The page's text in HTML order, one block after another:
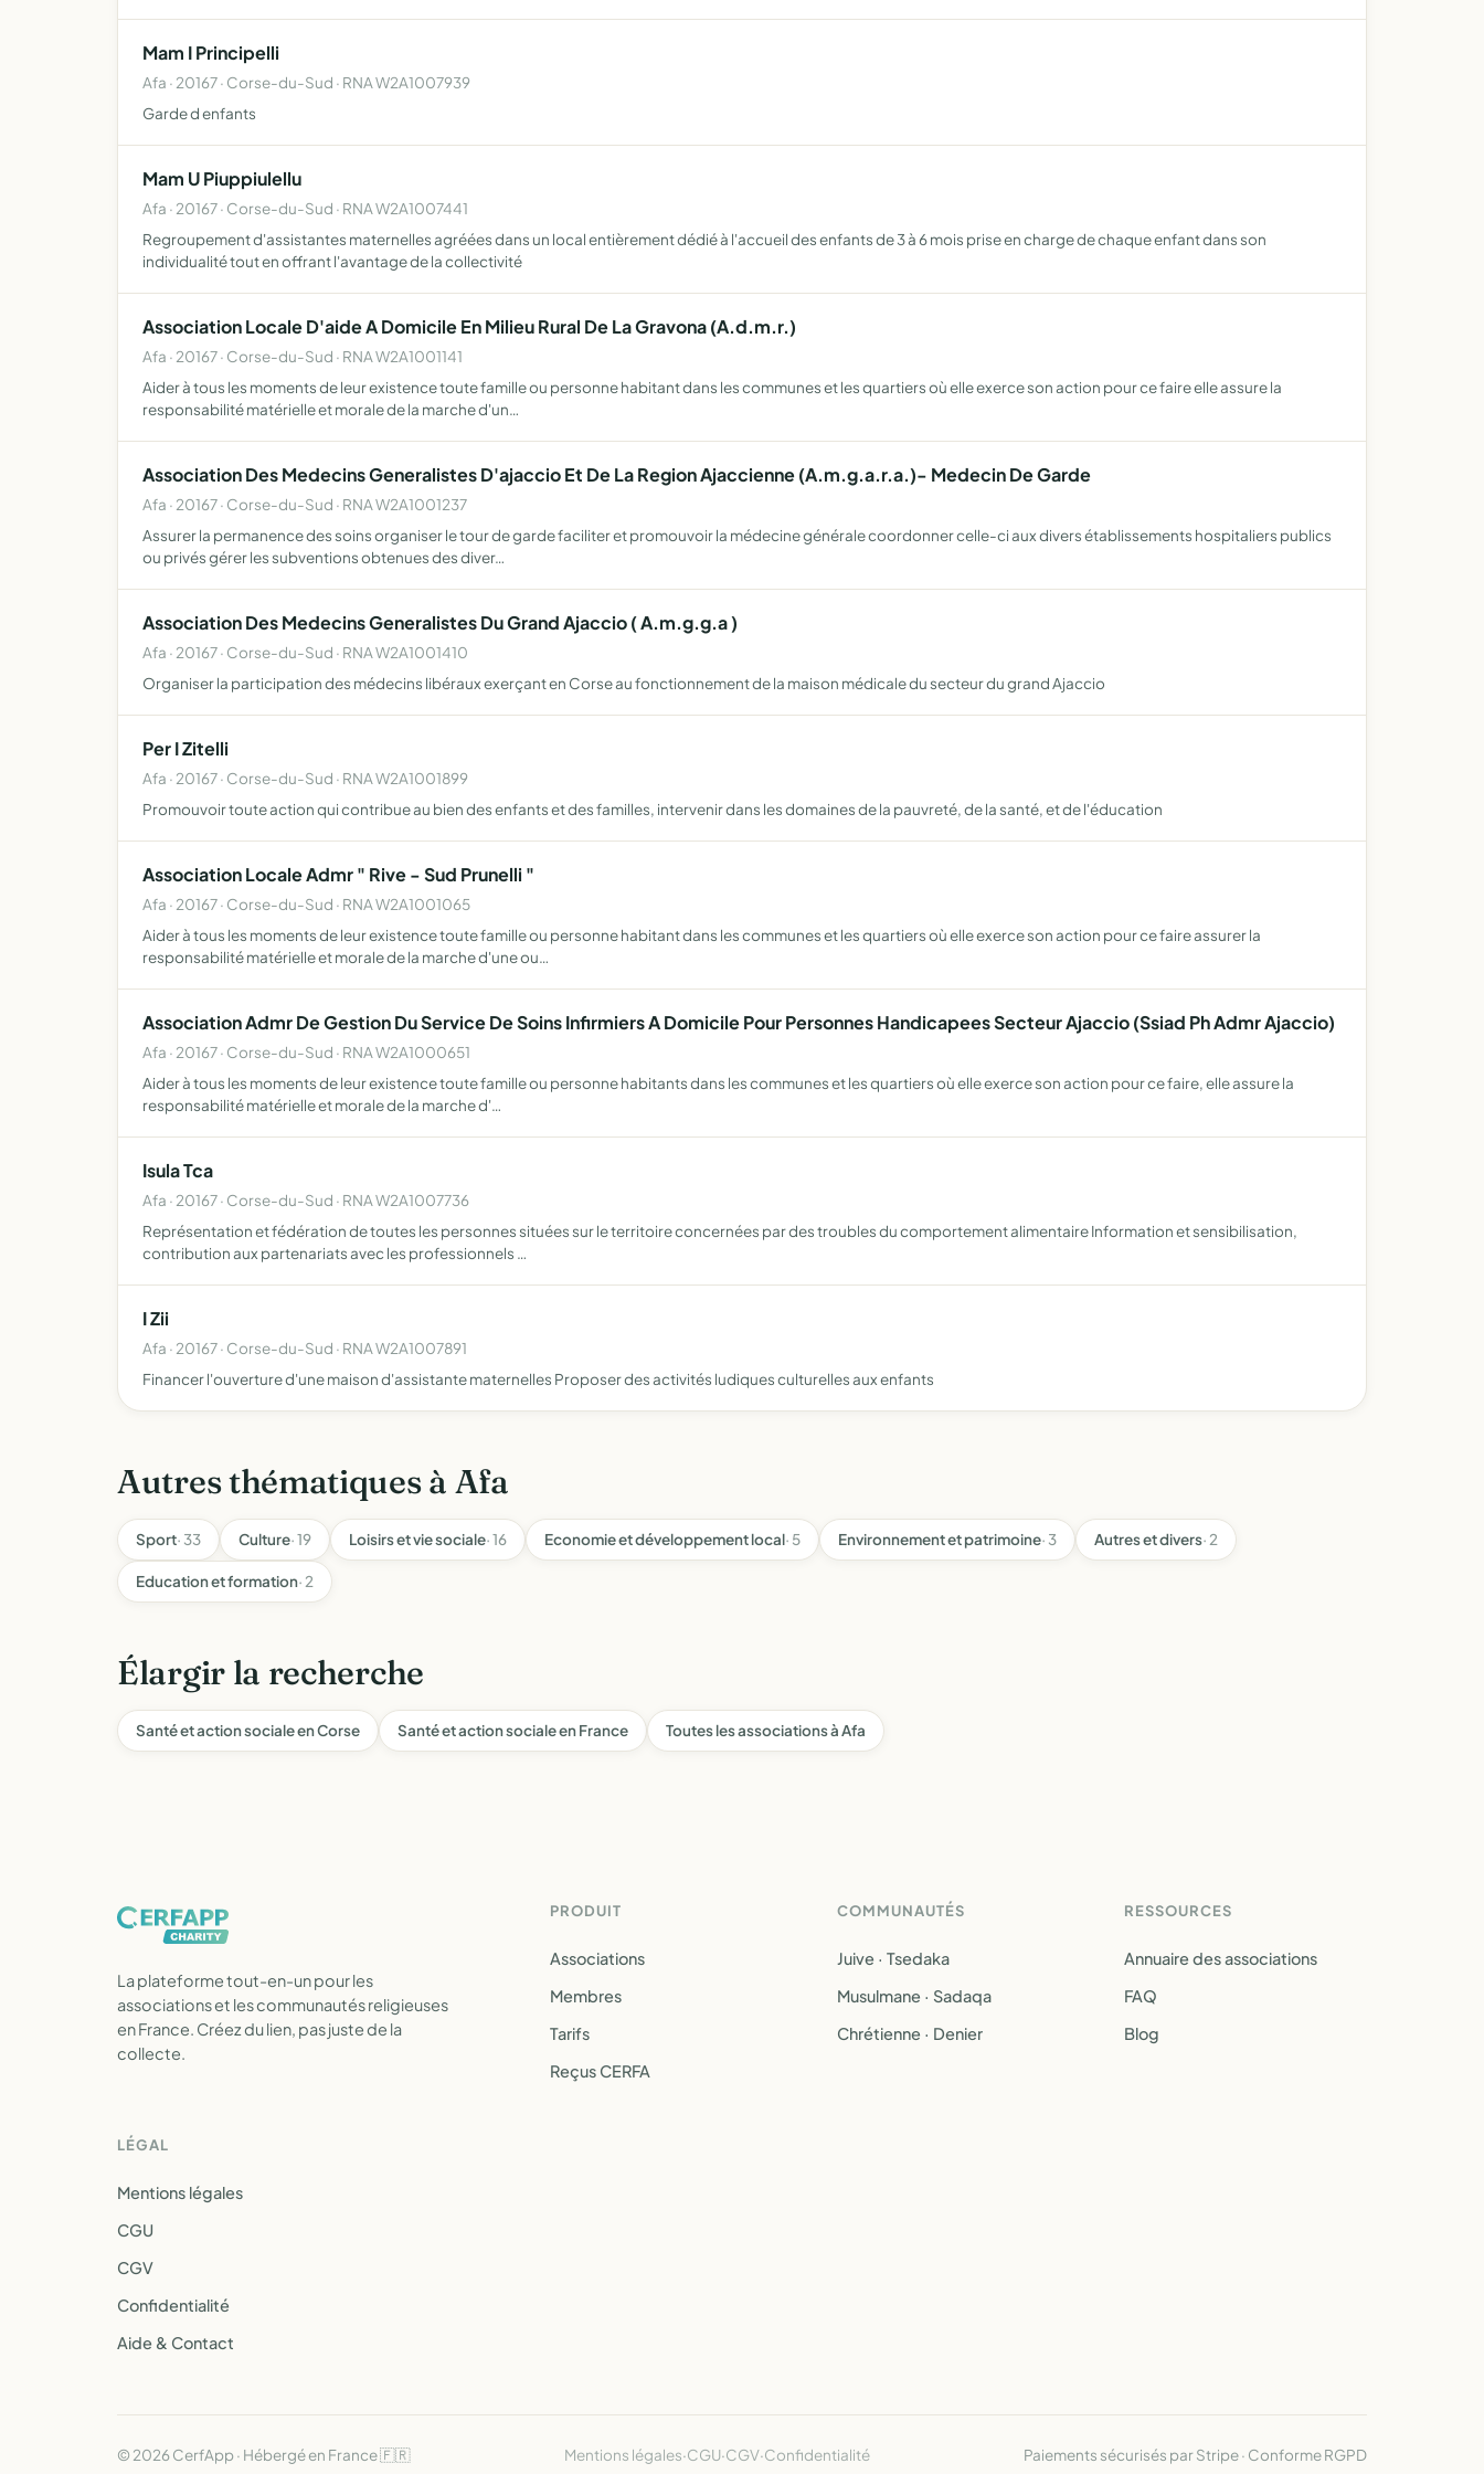
Mam I Principelli
Afa · 20167 · Corse-du-Sud · RNA W2A1007939
Garde d enfants
Mam U Piuppiulellu
Afa · 20167 · Corse-du-Sud · RNA W2A1007441
Regroupement d'assistantes maternelles agréées dans un local entièrement dédié à l'accueil des enfants de 3 à 6 mois prise en charge de chaque enfant dans son
individualité tout en offrant l'avantage de la collectivité
Association Locale D'aide A Domicile En Milieu Rural De La Gravona (A.d.m.r.)
Afa · 20167 · Corse-du-Sud · RNA W2A1001141
Aider à tous les moments de leur existence toute famille ou personne habitant dans les communes et les quartiers où elle exerce son action pour ce faire elle assure la
responsabilité matérielle et morale de la marche d'un…
Association Des Medecins Generalistes D'ajaccio Et De La Region Ajaccienne (A.m.g.a.r.a.)- Medecin De Garde
Afa · 20167 · Corse-du-Sud · RNA W2A1001237
Assurer la permanence des soins organiser le tour de garde faciliter et promouvoir la médecine générale coordonner celle-ci aux divers établissements hospitaliers publics
ou privés gérer les subventions obtenues des diver…
Association Des Medecins Generalistes Du Grand Ajaccio ( A.m.g.g.a )
Afa · 20167 · Corse-du-Sud · RNA W2A1001410
Organiser la participation des médecins libéraux exerçant en Corse au fonctionnement de la maison médicale du secteur du grand Ajaccio
Per I Zitelli
Afa · 20167 · Corse-du-Sud · RNA W2A1001899
Promouvoir toute action qui contribue au bien des enfants et des familles, intervenir dans les domaines de la pauvreté, de la santé, et de l'éducation
Association Locale Admr " Rive - Sud Prunelli "
Afa · 20167 · Corse-du-Sud · RNA W2A1001065
Aider à tous les moments de leur existence toute famille ou personne habitant dans les communes et les quartiers où elle exerce son action pour ce faire assurer la
responsabilité matérielle et morale de la marche d'une ou…
Association Admr De Gestion Du Service De Soins Infirmiers A Domicile Pour Personnes Handicapees Secteur Ajaccio (Ssiad Ph Admr Ajaccio)
Afa · 20167 · Corse-du-Sud · RNA W2A1000651
Aider à tous les moments de leur existence toute famille ou personne habitants dans les communes et les quartiers où elle exerce son action pour ce faire, elle assure la
responsabilité matérielle et morale de la marche d'…
Isula Tca
Afa · 20167 · Corse-du-Sud · RNA W2A1007736
Représentation et fédération de toutes les personnes situées sur le territoire concernées par des troubles du comportement alimentaire Information et sensibilisation,
contribution aux partenariats avec les professionnels …
I Zii
Afa · 20167 · Corse-du-Sud · RNA W2A1007891
Financer l'ouverture d'une maison d'assistante maternelles Proposer des activités ludiques culturelles aux enfants
Autres thématiques à Afa
Sport· 33 Culture· 19 Loisirs et vie sociale· 16 Economie et développement local· 5 Environnement et patrimoine· 3 Autres et divers· 2
Education et formation· 2
Élargir la recherche
Santé et action sociale en Corse Santé et action sociale en France Toutes les associations à Afa
La plateforme tout-en-un pour les
associations et les communautés religieuses
en France. Créez du lien, pas juste de la
collecte.
PRODUIT
Associations
Membres
Tarifs
Reçus CERFA
COMMUNAUTÉS
Juive · Tsedaka
Musulmane · Sadaqa
Chrétienne · Denier
RESSOURCES
Annuaire des associations
FAQ
Blog
LÉGAL
Mentions légales
CGU
CGV
Confidentialité
Aide & Contact
© 2026 CerfApp · Hébergé en France 🇫🇷 Mentions légales·CGU·CGV·Confidentialité Paiements sécurisés par Stripe · Conforme RGPD